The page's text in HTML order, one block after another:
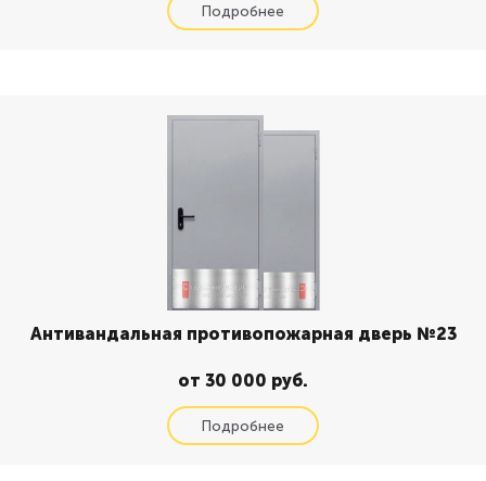
Антивандальная противопожарная дверь №23
от 30 000 руб.